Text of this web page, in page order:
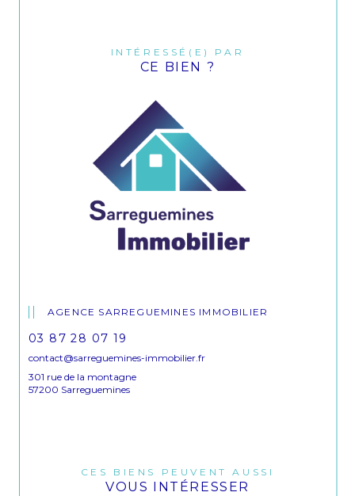
INTÉRESSÉ(E) PAR
CE BIEN ?
AGENCE SARREGUEMINES IMMOBILIER
03 87 28 07 19
contact@sarreguemines-immobilier.fr
301 rue de la montagne
57200 Sarreguemines
CES BIENS PEUVENT AUSSI
VOUS INTÉRESSER